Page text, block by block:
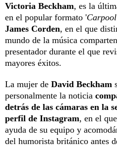
Victoria Beckham, es la
en el popular formato '
James Corden, en el que
mundo de la música
presentador durante el que
mayores éxitos.
La mujer de David Beckham
personalmente la noticia
detrás de las cámaras en la
perfil de Instagram, en el
ayuda de su equipo y
del humorista británico antes